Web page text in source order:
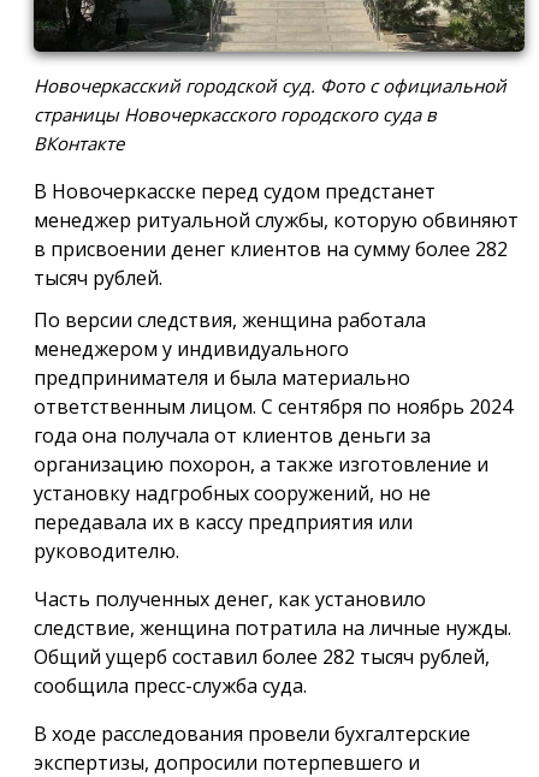
Новочеркасский городской суд. Фото с официальной
страницы Новочеркасского городского суда в
ВКонтакте
В Новочеркасске перед судом предстанет
менеджер ритуальной службы, которую обвиняют
в присвоении денег клиентов на сумму более 282
тысяч рублей.
По версии следствия, женщина работала
менеджером у индивидуального
предпринимателя и была материально
ответственным лицом. С сентября по ноябрь 2024
года она получала от клиентов деньги за
организацию похорон, а также изготовление и
установку надгробных сооружений, но не
передавала их в кассу предприятия или
руководителю.
Часть полученных денег, как установило
следствие, женщина потратила на личные нужды.
Общий ущерб составил более 282 тысяч рублей,
сообщила пресс-служба суда.
В ходе расследования провели бухгалтерские
экспертизы, допросили потерпевшего и